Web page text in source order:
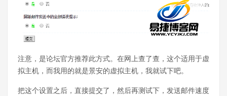
注意，是论坛官方推荐此方式。在网上查了查，这个适用于虚
拟主机，而我用的就是景安的虚拟主机，我就试下吧。
把这个设置之后，直接提交了，然后再测试下，发送邮件速度